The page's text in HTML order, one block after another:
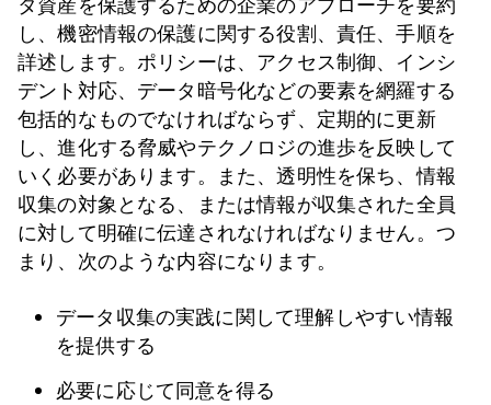
し、機密情報の保護に関する役割、責任、手順を
詳述します。ポリシーは、アクセス制御、インシ
デント対応、データ暗号化などの要素を網羅する
包括的なものでなければならず、定期的に更新
し、進化する脅威やテクノロジの進歩を反映して
いく必要があります。また、透明性を保ち、情報
収集の対象となる、または情報が収集された全員
に対して明確に伝達されなければなりません。つ
まり、次のような内容になります。
データ収集の実践に関して理解しやすい情報
を提供する
必要に応じて同意を得る